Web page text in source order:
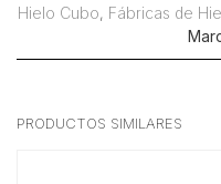
Hielo Cubo, Fábricas de
PRODUCTOS SIMILARES